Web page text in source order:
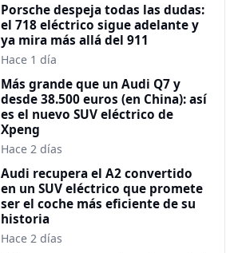
Porsche despeja todas las dudas:
el 718 eléctrico sigue adelante y
ya mira más allá del 911
Hace 1 día
Más grande que un Audi Q7 y
desde 38.500 euros (en China): así
es el nuevo SUV eléctrico de
Xpeng
Hace 2 días
Audi recupera el A2 convertido
en un SUV eléctrico que promete
ser el coche más eficiente de su
historia
Hace 2 días